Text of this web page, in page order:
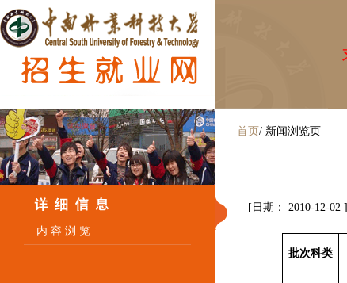
内 容 浏 览
首页 / 新闻浏览页
[日期： 2010-12-02 ]
批次科类